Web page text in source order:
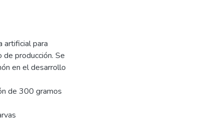
artificial para
producción. Se
en el desarrollo
de 300 gramos